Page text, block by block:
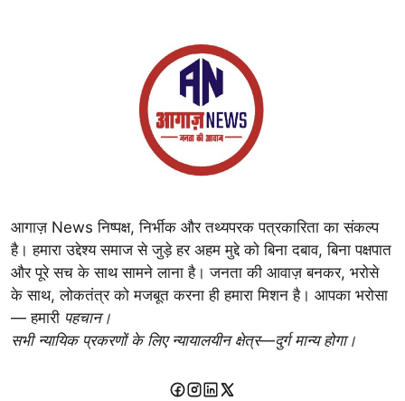
आगाज़ News निष्पक्ष, निर्भीक और तथ्यपरक पत्रकारिता का संकल्प
है। हमारा उद्देश्य समाज से जुड़े हर अहम मुद्दे को बिना दबाव, बिना पक्षपात
और पूरे सच के साथ सामने लाना है। जनता की आवाज़ बनकर, भरोसे
के साथ, लोकतंत्र को मजबूत करना ही हमारा मिशन है। आपका भरोसा
— हमारी पहचान।
सभी न्यायिक प्रकरणों के लिए न्यायालयीन क्षेत्र—दुर्ग मान्य होगा।